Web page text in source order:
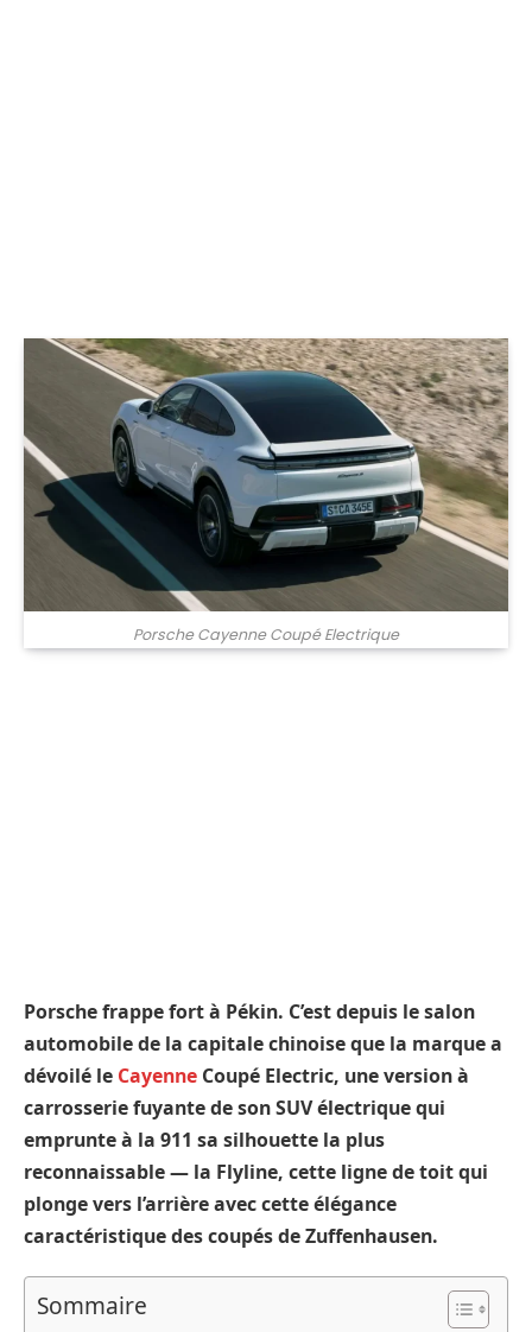
© Porsche
Porsche Cayenne Coupé Electrique
Porsche frappe fort à Pékin. C’est depuis le salon
automobile de la capitale chinoise que la marque a
dévoilé le Cayenne Coupé Electric, une version à
carrosserie fuyante de son SUV électrique qui
emprunte à la 911 sa silhouette la plus
reconnaissable — la Flyline, cette ligne de toit qui
plonge vers l’arrière avec cette élégance
caractéristique des coupés de Zuffenhausen.
Sommaire